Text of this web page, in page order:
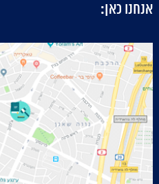
אנחנו כאן: